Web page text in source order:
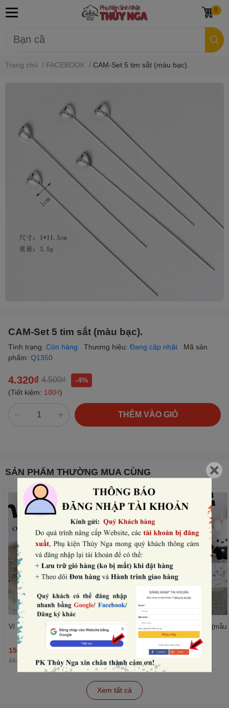
0
Trang chủ / FACEBOOK / CAM-Set 5 tim sắt (màu bạc).
CAM-Set 5 tim sắt (màu bạc).
Tình trạng: Còn hàng Thương hiệu: Đang cập nhật
Mã sản
phẩm: Q1350
4.320₫ 4.500₫
-4%
(Tiết kiệm: 180₫)
THÊM VÀO GIỎ
SẢN PHẨM THƯỜNG MUA CÙNG
Vỉ 5 nến thỏ -VÁY đen (mẫu nữ).
15.360₫
16.000₫ -4%
Vỉ 5 nến thỏ -vest đen (mẫu
15.360₫
16.000₫
Xem tất cả